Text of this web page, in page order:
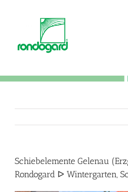
Schiebelemente Gelenau
Rondogard ᐅ Wintergarten,